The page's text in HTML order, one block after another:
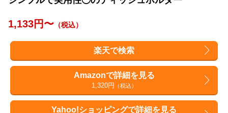
1,133円〜 （税込）
楽天で検索
Amazonで詳細を見る
1,320円 （税込）
Yahoo!ショッピングで詳細を見る